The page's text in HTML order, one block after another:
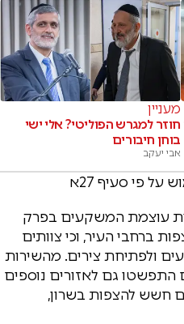
מעניין
חוזר למגרש הפוליטי? אלי ישי
בוחן חיבורים
אבי יעקב
פי סעיף 27א
עוצמת המשקעים בפרק
ברחבי העיר, וכי צוותים
ולפתיחת צירים. מהשירות
התפשטו גם לאזורים נוספים
חשש להצפות בשרון,